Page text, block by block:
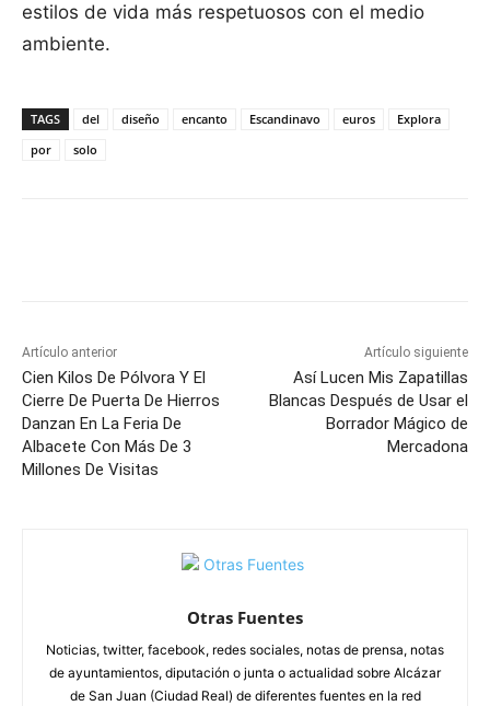
estilos de vida más respetuosos con el medio
ambiente.
TAGS del diseño encanto Escandinavo euros
Explora
por
solo
Artículo anterior
Cien Kilos De Pólvora Y El
Cierre De Puerta De Hierros
Danzan En La Feria De
Albacete Con Más De 3
Millones De Visitas
Artículo siguiente
Así Lucen Mis Zapatillas
Blancas Después de Usar el
Borrador Mágico de
Mercadona
Otras Fuentes
Noticias, twitter, facebook, redes sociales, notas de prensa, notas
de ayuntamientos, diputación o junta o actualidad sobre Alcázar
de San Juan (Ciudad Real) de diferentes fuentes en la red